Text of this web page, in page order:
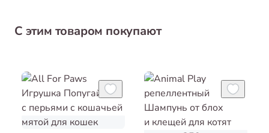
С этим товаром покупают